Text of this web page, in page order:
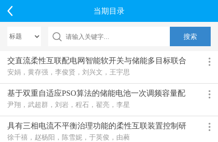
当期目录
交直流柔性互联配电网智能软开关与储能多目标联合
规划方法
安娟，黄存强，李俊贤，刘兴文，王宇思
基于双重自适应PSO算法的储能电池一次调频容量配
置方法
尹翔，武超群，刘岩，程石，翟亮，李星
具有三相电流不平衡治理功能的柔性互联装置控制研
究
徐千禧，赵杨阳，陈雪妮，于英俊，由蕤